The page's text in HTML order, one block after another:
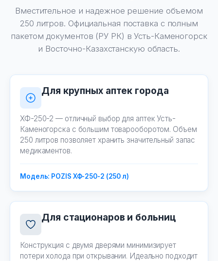
Вместительное и надежное решение объемом
250 литров. Официальная поставка с полным
пакетом документов (РУ РК) в Усть-Каменогорск
и Восточно-Казахстанскую область.
Для крупных аптек города
ХФ-250-2 — отличный выбор для аптек Усть-
Каменогорска с большим товарооборотом. Объем
250 литров позволяет хранить значительный запас
медикаментов.
Модель: POZIS ХФ-250-2 (250 л)
Для стационаров и больниц
Конструкция с двумя дверями минимизирует
потери холода при открывании. Идеально подходит